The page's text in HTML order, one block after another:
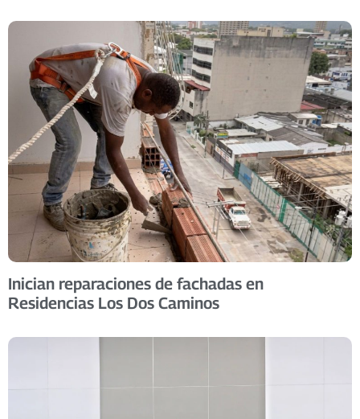
Inician reparaciones de fachadas en
Residencias Los Dos Caminos